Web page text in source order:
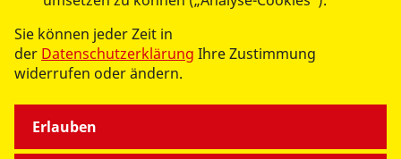
Häuslichkeit und Angehörigen eine eigene berufliche
Tätigkeit. Sie ist ein unverzichtbarer Bestandteil des
Pflegesystems und sollte als solcher wertgeschätzt
werden.“
Sie können jeder Zeit in
der Datenschutzerklärung Ihre Zustimmung
widerrufen oder ändern.
Erlauben